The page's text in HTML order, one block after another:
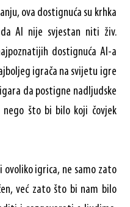
ova dostignuća su krhka
AI nije svjestan niti živ.
dostignuća AI-a
igrača na svijetu igre
da postigne nadljudske
nego što bi bilo koji čovjek
igrica, ne samo zato
već zato što bi nam bilo